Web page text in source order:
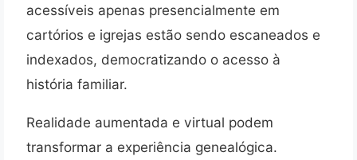
acessíveis apenas presencialmente em
cartórios e igrejas estão sendo escaneados e
indexados, democratizando o acesso à
história familiar.
Realidade aumentada e virtual podem
transformar a experiência genealógica.